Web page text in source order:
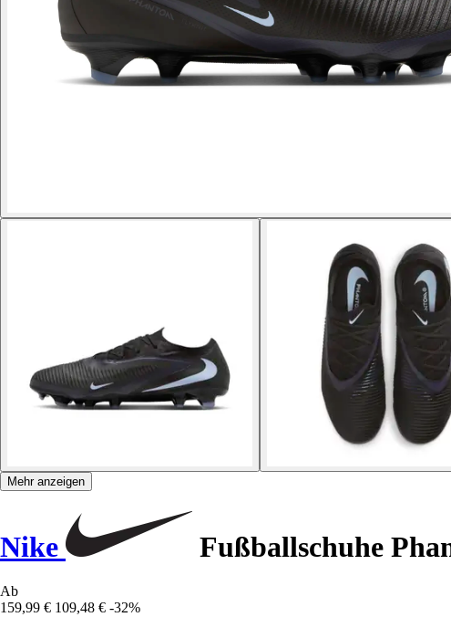
Mehr anzeigen
Nike Fußballschuhe
Ab
159,99 € 109,48 € -32%